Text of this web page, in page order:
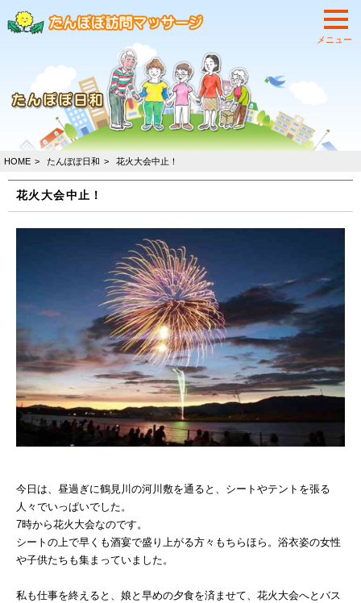
HOME たんぽぽ日和 花火大会中止！
花火大会中止！
今日は、昼過ぎに鶴見川の河川敷を通ると、シートやテントを張る
人々でいっぱいでした。
7時から花火大会なのです。
シートの上で早くも酒宴で盛り上がる方々もちらほら。浴衣姿の女性
や子供たちも集まっていました。
私も仕事を終えると、娘と早めの夕食を済ませて、花火大会へとバス